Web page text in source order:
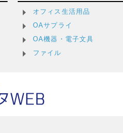
オフィス生活用品
OAサプライ
OA機器・電子文具
ファイル